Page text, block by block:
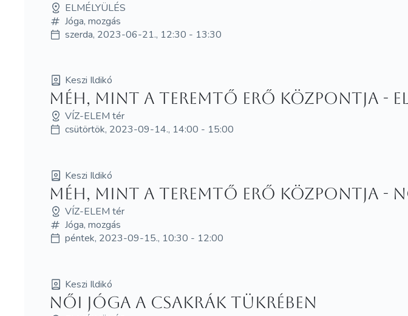
ELMÉLYÜLÉS
Jóga, mozgás
szerda, 2023-06-21., 12:30 - 13:30
Keszi Ildikó
Méh, mint a teremtő erő központja -
VÍZ-ELEM tér
csütörtök, 2023-09-14., 14:00 - 15:00
Keszi Ildikó
Méh, mint a teremtő erő központja -
VÍZ-ELEM tér
Jóga, mozgás
péntek, 2023-09-15., 10:30 - 12:00
Keszi Ildikó
Női Jóga a csakrák tükrében